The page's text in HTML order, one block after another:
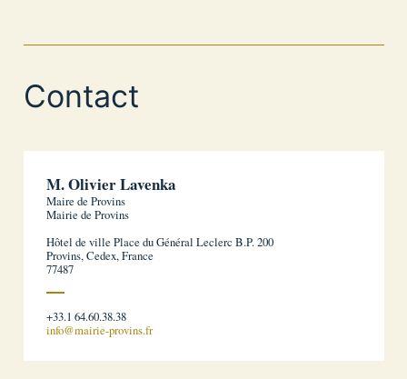
Contact
M. Olivier Lavenka
Maire de Provins
Mairie de Provins
Hôtel de ville Place du Général Leclerc B.P. 200
Provins, Cedex, France
77487
+33.1 64.60.38.38
info@mairie-provins.fr